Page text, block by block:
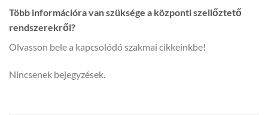
Több információra van szüksége a központi szellőztető
rendszerekről?
Olvasson bele a kapcsolódó szakmai cikkeinkbe!
Nincsenek bejegyzések.